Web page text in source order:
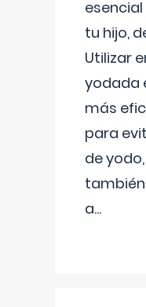
tu hijo,
Utilizar
yodada
más
para
de
a...